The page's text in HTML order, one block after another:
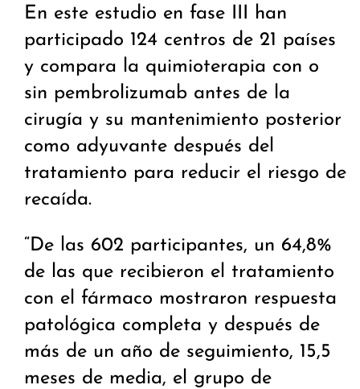
En este estudio en fase III han
participado 124 centros de 21 países
y compara la quimioterapia con o
sin pembrolizumab antes de la
cirugía y su mantenimiento posterior
como adyuvante después del
tratamiento para reducir el riesgo de
recaída.
“De las 602 participantes, un 64,8%
de las que recibieron el tratamiento
con el fármaco mostraron respuesta
patológica completa y después de
más de un año de seguimiento, 15,5
meses de media, el grupo de